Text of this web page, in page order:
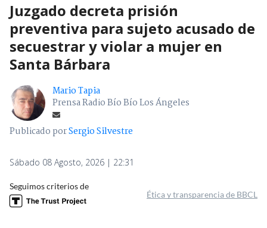
Juzgado decreta prisión
preventiva para sujeto acusado de
secuestrar y violar a mujer en
Santa Bárbara
Mario Tapia
Prensa Radio Bío Bío Los Ángeles
Publicado porSergio Silvestre
Sábado 08 Agosto, 2026 | 22:31
Seguimos criterios de
Ética y transparencia de BBCL